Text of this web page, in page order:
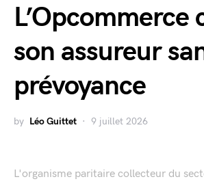
L’Opcommerce
son assureur
prévoyance
by Léo Guittet 9 juillet 2026
L'organisme paritaire collecteur du